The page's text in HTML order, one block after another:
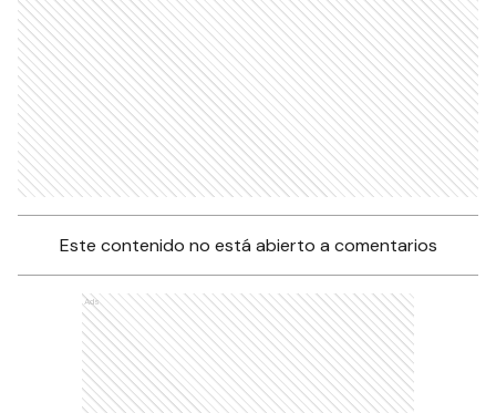
Este contenido no está abierto a comentarios
Ads